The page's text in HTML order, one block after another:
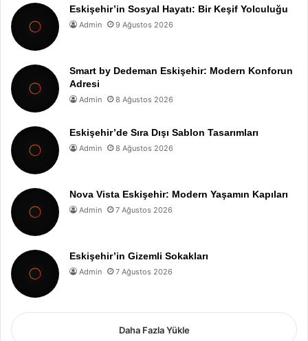
Eskişehir’in Sosyal Hayatı: Bir Keşif Yolculuğu
Admin 9 Ağustos 2026
Smart by Dedeman Eskişehir: Modern Konforun
Adresi
Admin 8 Ağustos 2026
Eskişehir’de Sıra Dışı Sablon Tasarımları
Admin 8 Ağustos 2026
Nova Vista Eskişehir: Modern Yaşamın Kapıları
Admin 7 Ağustos 2026
Eskişehir’in Gizemli Sokakları
Admin 7 Ağustos 2026
Daha Fazla Yükle